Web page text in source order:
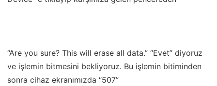
“Are you sure? This will erase all data.” “Evet” diyoruz
ve işlemin bitmesini bekliyoruz. Bu işlemin bitiminden
sonra cihaz ekranımızda “507”